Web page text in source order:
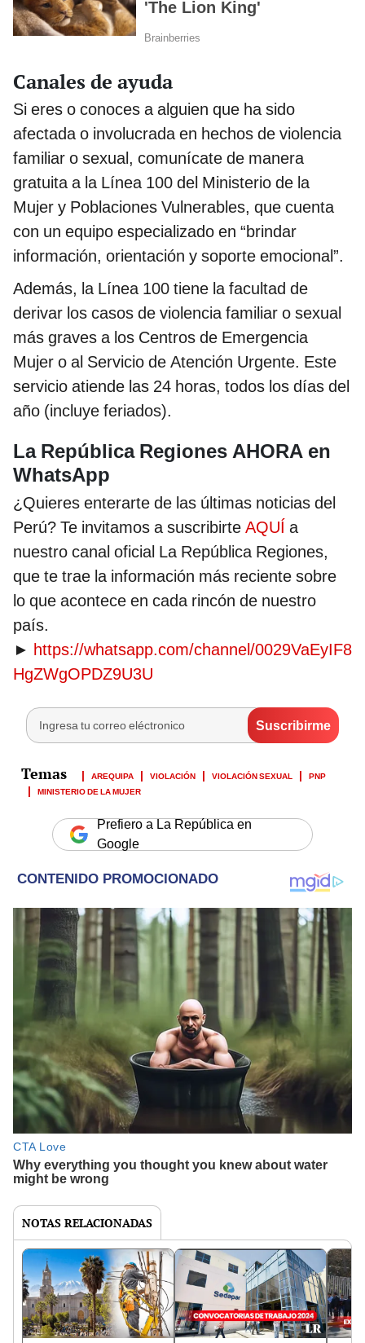
Canales de ayuda
Si eres o conoces a alguien que ha sido
afectada o involucrada en hechos de violencia
familiar o sexual, comunícate de manera
gratuita a la Línea 100 del Ministerio de la
Mujer y Poblaciones Vulnerables, que cuenta
con un equipo especializado en “brindar
información, orientación y soporte emocional”.
Además, la Línea 100 tiene la facultad de
derivar los casos de violencia familiar o sexual
más graves a los Centros de Emergencia
Mujer o al Servicio de Atención Urgente. Este
servicio atiende las 24 horas, todos los días del
año (incluye feriados).
La República Regiones AHORA en
WhatsApp
¿Quieres enterarte de las últimas noticias del
Perú? Te invitamos a suscribirte AQUÍ a
nuestro canal oficial La República Regiones,
que te trae la información más reciente sobre
lo que acontece en cada rincón de nuestro
país.
► https://whatsapp.com/channel/0029VaEyIF8
HgZWgOPDZ9U3U
AREQUIPA VIOLACIÓN VIOLACIÓN SEXUAL
PNP
MINISTERIO DE LA MUJER
Prefiero a La República en
Google
NOTAS RELACIONADAS